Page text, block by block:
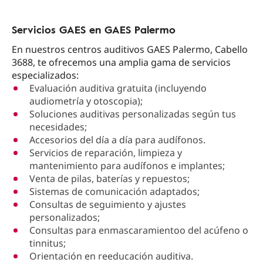
Servicios GAES en GAES Palermo
En nuestros centros auditivos GAES Palermo, Cabello
3688, te ofrecemos una amplia gama de servicios
especializados:
Evaluación auditiva gratuita (incluyendo
audiometría y otoscopia);
Soluciones auditivas personalizadas según tus
necesidades;
Accesorios del día a día para audífonos.
Servicios de reparación, limpieza y
mantenimiento para audífonos e implantes;
Venta de pilas, baterías y repuestos;
Sistemas de comunicación adaptados;
Consultas de seguimiento y ajustes
personalizados;
Consultas para enmascaramientoo del acúfeno o
tinnitus;
Orientación en reeducación auditiva.